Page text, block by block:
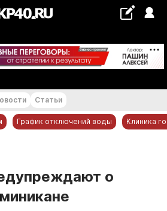
+21...+22 °С
Статьи
График отключений воды Клиника
о